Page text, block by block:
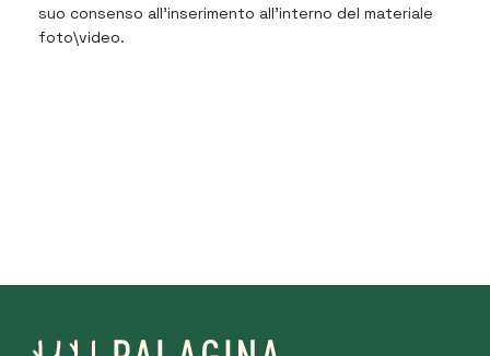
suo consenso all’inserimento all’interno del materiale
foto\video.